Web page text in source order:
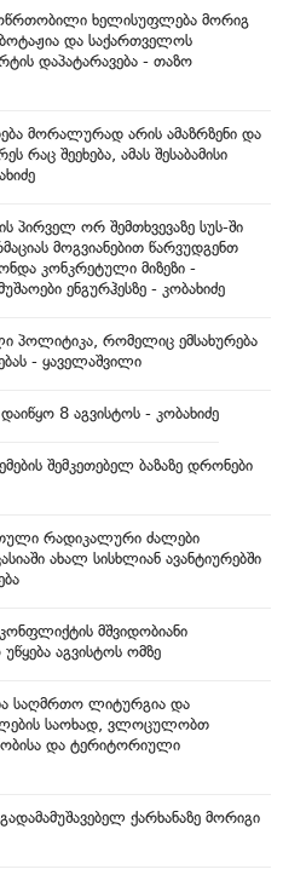
ხელისუფლება მორიგ
და საქართველოს
დაპატარავება - თაზო
მორალურად არის ამაზრზენი და
რაც შეეხება, ამას შესაბამისი
პირველ ორ შემთხვევაზე სუს-ში
მოგვიანებით წარვუდგენთ
კონკრეტული მიზეზი -
ენგურჰესზე - კობახიძე
პოლიტიკა, რომელიც ემსახურება
- ყაველაშვილი
8 აგვისტოს - კობახიძე
შემკეთებელ ბაზაზე დრონები
რადიკალური ძალები
ახალ სისხლიან ავანტიურებში
მშვიდობიანი
აგვისტოს ომზე
საღმრთო ლიტურგია და
საოხად, ვლოცულობთ
და ტერიტორიული
ქარხანაზე მორიგი